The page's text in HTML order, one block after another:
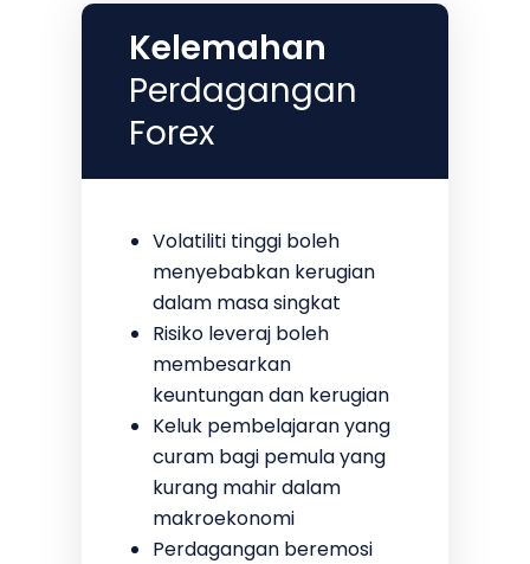
Kelemahan
Perdagangan
Forex
Volatiliti tinggi boleh
menyebabkan kerugian
dalam masa singkat
Risiko leveraj boleh
membesarkan
keuntungan dan kerugian
Keluk pembelajaran yang
curam bagi pemula yang
kurang mahir dalam
makroekonomi
Perdagangan beremosi